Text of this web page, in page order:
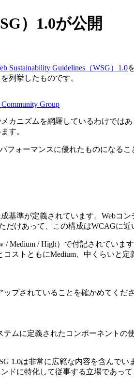
）1.0が公開
Sustainability Guidelines（WSG）1.0
列挙したものです。
Community Group
カニズムを網羅しているわけでは
す。
フォーマンスに優れたものになる
基準が定義されています。Webコ
だけあって、この構成はWCAGに近
Medium / High）で付記されてい
コストともにMedium、中くらいと
プされていることを確かめてくださ
ムに定義されたコンポーネント
1.0は非常に広範な内容を含んで
に特化して従事する立場であって